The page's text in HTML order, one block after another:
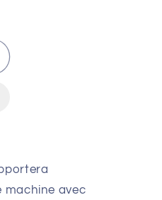
machine avec